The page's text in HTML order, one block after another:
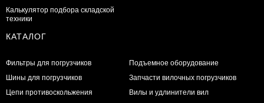
Калькулятор подбора складской
техники
КАТАЛОГ
Фильтры для погрузчиков
Шины для погрузчиков
Цепи противоскольжения
Подъемное оборудование
Запчасти вилочных погрузчиков
Вилы и удлинители вил